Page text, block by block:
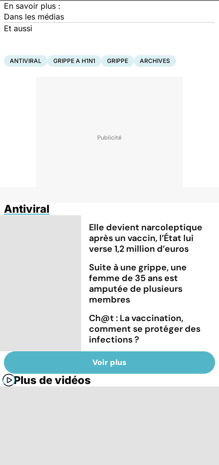
En savoir plus :
Dans les médias
Et aussi
ANTIVIRAL GRIPPE A H1N1 GRIPPE ARCHIVES
Antiviral
Elle devient narcoleptique
après un vaccin, l’État lui
verse 1,2 million d’euros
Suite à une grippe, une
femme de 35 ans est
amputée de plusieurs
membres
Ch@t : La vaccination,
comment se protéger des
infections ?
Voir plus
Plus de vidéos